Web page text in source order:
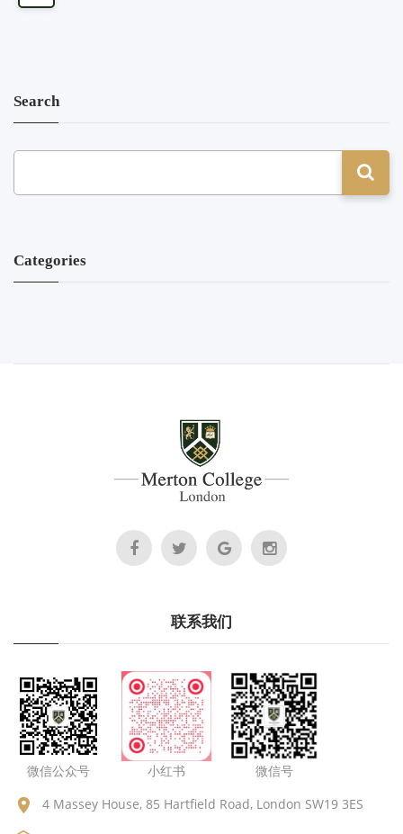
Search
Categories
联系我们
微信公众号 小红书
微信号
4 Massey House, 85 Hartfield Road, London SW19 3ES